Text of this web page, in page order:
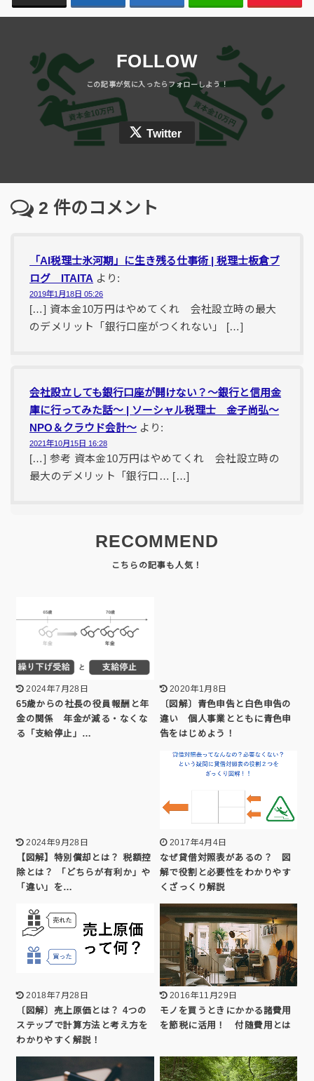
FOLLOW
Twitter
2 件のコメント
「AI税理士氷河期」に生き残る仕事術 | 税理士板倉ブ
ログ ITAITA より:
2019年1月18日 05:26
[…] 資本金10万円はやめてくれ 会社設立時の最大
のデメリット「銀行口座がつくれない」 […]
会社設立しても銀行口座が開けない？〜銀行と信用金
庫に行ってみた話〜 | ソーシャル税理士 金子尚弘～
NPO＆クラウド会計～ より:
2021年10月15日 16:28
[…] 参考 資本金10万円はやめてくれ 会社設立時の
最大のデメリット「銀行口… […]
RECOMMEND
2024年7月28日
65歳からの社長の役員報酬と年
金の関係 年金が減る・なくな
る「支給停止」…
2020年1月8日
〔図解〕青色申告と白色申告の
違い 個人事業とともに青色申
告をはじめよう！
2024年9月28日
【図解】特別償却とは？ 税額控
除とは？ 「どちらが有利か」や
「違い」を…
2017年4月4日
なぜ貸借対照表があるの？ 図
解で役割と必要性をわかりやす
くざっくり解説
2018年7月28日
〔図解〕売上原価とは？ 4つの
ステップで計算方法と考え方を
わかりやすく解説！
2016年11月29日
モノを買うときにかかる諸費用
を節税に活用！ 付随費用とは